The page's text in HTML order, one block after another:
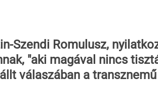
Szendi Romulusz,
"aki magával nincs
válaszában a